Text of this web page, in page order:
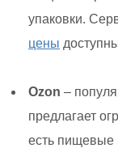
упаковки.
цены
Ozon –
предлагает
есть пищевые